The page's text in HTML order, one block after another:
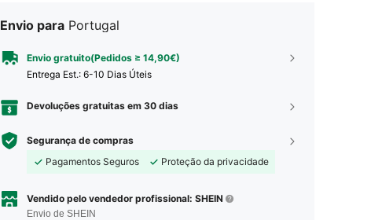
Envio para Portugal
Envio gratuito(Pedidos ≥ 14,90€)
Entrega Est.: 6-10 Dias Úteis
Devoluções gratuitas em 30 dias
Segurança de compras
Pagamentos Seguros
Proteção da privacidade
Vendido pelo vendedor profissional: SHEIN
Envio de SHEIN